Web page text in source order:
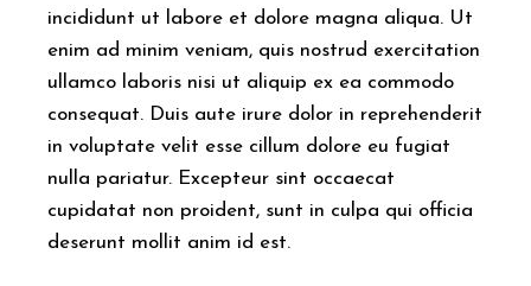
incididunt ut labore et dolore magna aliqua. Ut
enim ad minim veniam, quis nostrud exercitation
ullamco laboris nisi ut aliquip ex ea commodo
consequat. Duis aute irure dolor in reprehenderit
in voluptate velit esse cillum dolore eu fugiat
nulla pariatur. Excepteur sint occaecat
cupidatat non proident, sunt in culpa qui officia
deserunt mollit anim id est.